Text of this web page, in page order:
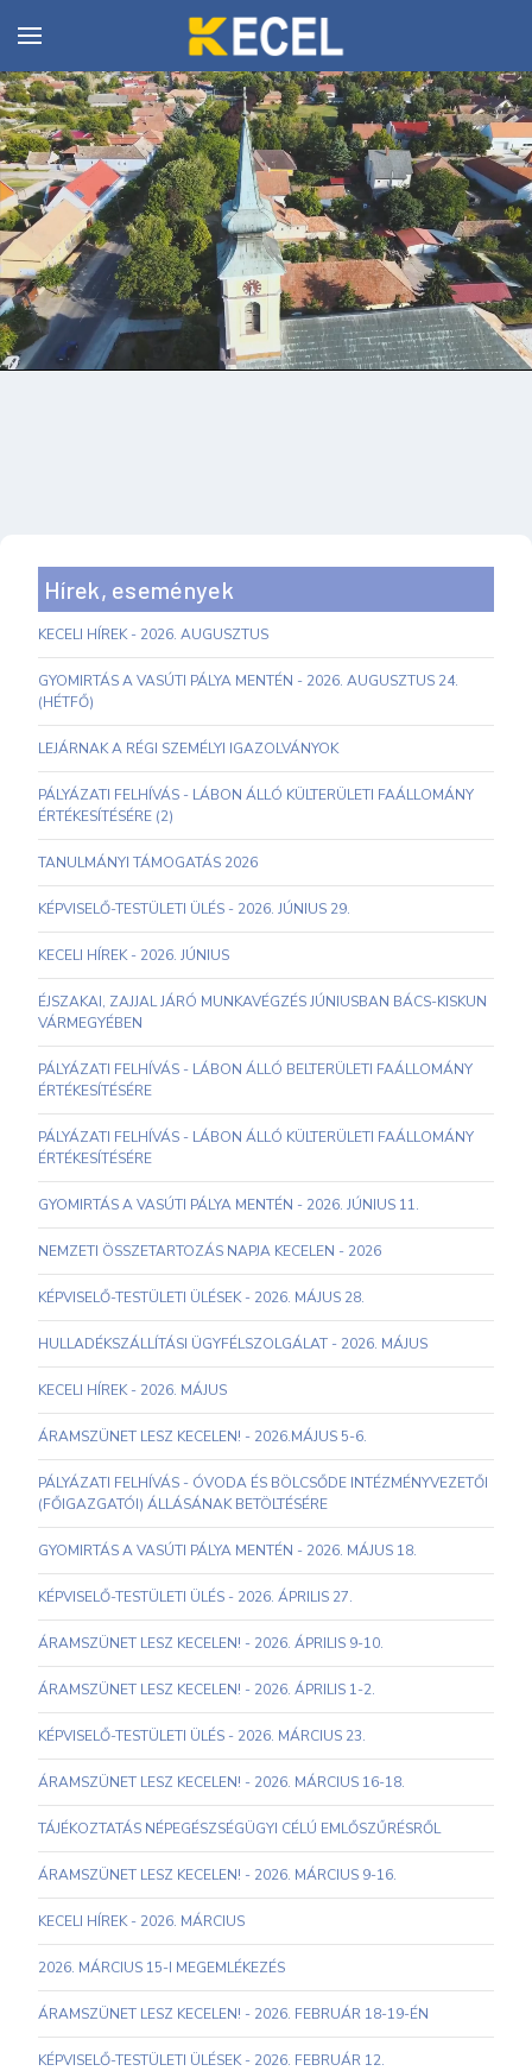
Hírek, események
KECELI HÍREK - 2026. AUGUSZTUS
GYOMIRTÁS A VASÚTI PÁLYA MENTÉN - 2026. AUGUSZTUS 24.
(HÉTFŐ)
LEJÁRNAK A RÉGI SZEMÉLYI IGAZOLVÁNYOK
PÁLYÁZATI FELHÍVÁS - LÁBON ÁLLÓ KÜLTERÜLETI FAÁLLOMÁNY
ÉRTÉKESÍTÉSÉRE (2)
TANULMÁNYI TÁMOGATÁS 2026
KÉPVISELŐ-TESTÜLETI ÜLÉS - 2026. JÚNIUS 29.
KECELI HÍREK - 2026. JÚNIUS
ÉJSZAKAI, ZAJJAL JÁRÓ MUNKAVÉGZÉS JÚNIUSBAN BÁCS-KISKUN
VÁRMEGYÉBEN
PÁLYÁZATI FELHÍVÁS - LÁBON ÁLLÓ BELTERÜLETI FAÁLLOMÁNY
ÉRTÉKESÍTÉSÉRE
PÁLYÁZATI FELHÍVÁS - LÁBON ÁLLÓ KÜLTERÜLETI FAÁLLOMÁNY
ÉRTÉKESÍTÉSÉRE
GYOMIRTÁS A VASÚTI PÁLYA MENTÉN - 2026. JÚNIUS 11.
NEMZETI ÖSSZETARTOZÁS NAPJA KECELEN - 2026
KÉPVISELŐ-TESTÜLETI ÜLÉSEK - 2026. MÁJUS 28.
HULLADÉKSZÁLLÍTÁSI ÜGYFÉLSZOLGÁLAT - 2026. MÁJUS
KECELI HÍREK - 2026. MÁJUS
ÁRAMSZÜNET LESZ KECELEN! - 2026.MÁJUS 5-6.
PÁLYÁZATI FELHÍVÁS - ÓVODA ÉS BÖLCSŐDE INTÉZMÉNYVEZETŐI
(FŐIGAZGATÓI) ÁLLÁSÁNAK BETÖLTÉSÉRE
GYOMIRTÁS A VASÚTI PÁLYA MENTÉN - 2026. MÁJUS 18.
KÉPVISELŐ-TESTÜLETI ÜLÉS - 2026. ÁPRILIS 27.
ÁRAMSZÜNET LESZ KECELEN! - 2026. ÁPRILIS 9-10.
ÁRAMSZÜNET LESZ KECELEN! - 2026. ÁPRILIS 1-2.
KÉPVISELŐ-TESTÜLETI ÜLÉS - 2026. MÁRCIUS 23.
ÁRAMSZÜNET LESZ KECELEN! - 2026. MÁRCIUS 16-18.
TÁJÉKOZTATÁS NÉPEGÉSZSÉGÜGYI CÉLÚ EMLŐSZŰRÉSRŐL
ÁRAMSZÜNET LESZ KECELEN! - 2026. MÁRCIUS 9-16.
KECELI HÍREK - 2026. MÁRCIUS
2026. MÁRCIUS 15-I MEGEMLÉKEZÉS
ÁRAMSZÜNET LESZ KECELEN! - 2026. FEBRUÁR 18-19-ÉN
KÉPVISELŐ-TESTÜLETI ÜLÉSEK - 2026. FEBRUÁR 12.